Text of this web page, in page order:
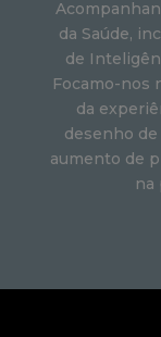
da Saúde,
de
Focamo-nos
da
desenho
aumento de
na